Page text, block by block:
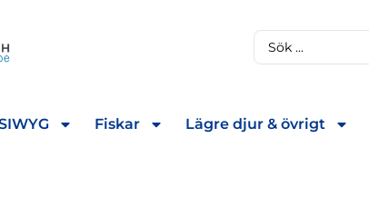
Fiskar Lägre djur & övrigt